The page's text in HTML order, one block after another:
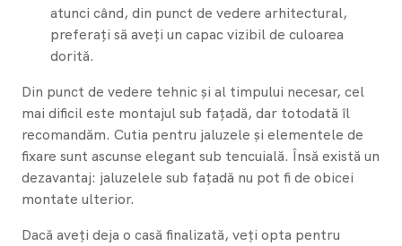
atunci când, din punct de vedere arhitectural,
preferați să aveți un capac vizibil de culoarea
dorită.
Din punct de vedere tehnic și al timpului necesar, cel
mai dificil este montajul sub fațadă, dar totodată îl
recomandăm. Cutia pentru jaluzele și elementele de
fixare sunt ascunse elegant sub tencuială. Însă există un
dezavantaj: jaluzelele sub fațadă nu pot fi de obicei
montate ulterior.
Dacă aveți deja o casă finalizată, veți opta pentru